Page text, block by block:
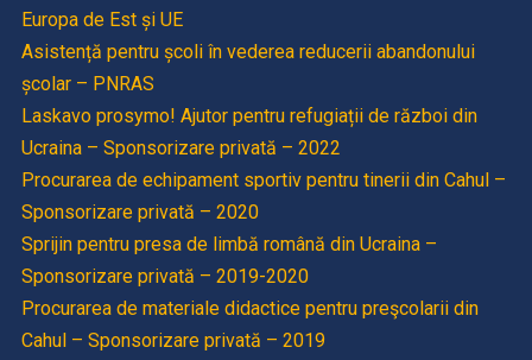
Europa de Est și UE
Asistență pentru școli în vederea reducerii abandonului
școlar – PNRAS
Laskavo prosymo! Ajutor pentru refugiații de război din
Ucraina – Sponsorizare privată – 2022
Procurarea de echipament sportiv pentru tinerii din Cahul –
Sponsorizare privată – 2020
Sprijin pentru presa de limbă română din Ucraina –
Sponsorizare privată – 2019-2020
Procurarea de materiale didactice pentru preşcolarii din
Cahul – Sponsorizare privată – 2019